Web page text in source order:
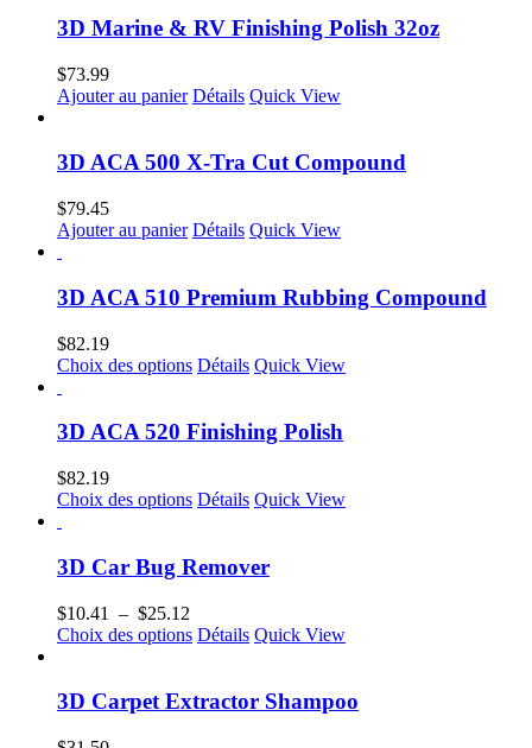
3D Marine & RV Finishing Polish 32oz
$73.99
Ajouter au panier Détails Quick View
3D ACA 500 X-Tra Cut Compound
$79.45
Ajouter au panier Détails Quick View
3D ACA 510 Premium Rubbing Compound
$82.19
Choix des options Ce
plusieurs
variations.
options
peuvent
sur
du
Détails Quick View
3D ACA 520 Finishing Polish
$82.19
Choix des options Ce
plusieurs
variations.
options
peuvent
sur
Détails Quick View
3D Car Bug Remover
$10.41 – $25.12
de
à
Choix des options Ce
plusieurs
Détails Quick View
3D Carpet Extractor Shampoo